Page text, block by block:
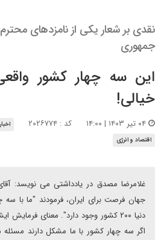
نقدی بر شعار یکی از نامزدهای
جمهوری
خیالی!
کد : ۲۰۲۶۷۷۴
اقتصاد و انرژی
غلامرضا مصدق در یادداشتی می نویسد:
جهان فرصت برای ایران، فرمودند "ما با
دنیا ۲۰۰ کشور وجود دارد". معنای